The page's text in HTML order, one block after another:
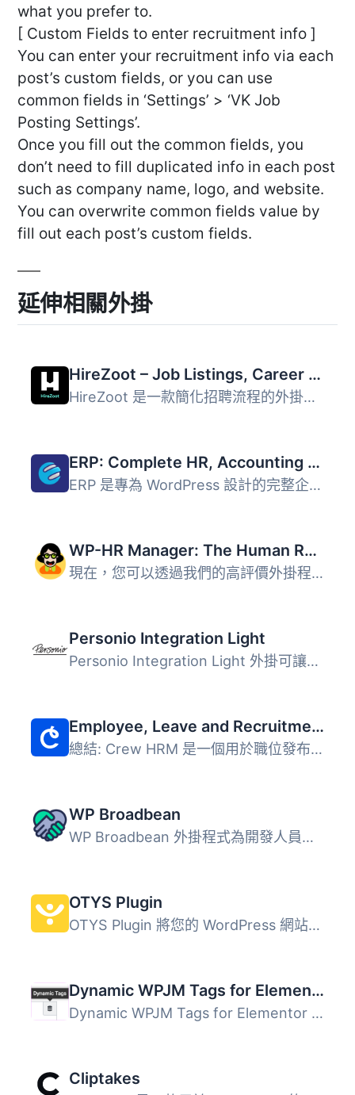
what you prefer to.
[ Custom Fields to enter recruitment info ]
You can enter your recruitment info via each
post’s custom fields, or you can use
common fields in ‘Settings’ > ‘VK Job
Posting Settings’.
Once you fill out the common fields, you
don’t need to fill duplicated info in each post
such as company name, logo, and website.
You can overwrite common fields value by
fill out each post’s custom fields.
延伸相關外掛
HireZoot – Job Listings, Career Page & Recruitment Tool
HireZoot 是一款簡化招聘流程的外掛，讓使用者能夠輕鬆新增職...
ERP: Complete HR, Accounting & CRM Suite Built for WooCommerce
ERP 是專為 WordPress 設計的完整企業資源規劃解決方案，結合...
WP-HR Manager: The Human Resources Plugin for WordPress
現在，您可以透過我們的高評價外掛程式 WP-HR Manager，在您...
Personio Integration Light
Personio Integration Light 外掛可讓您直接在網站上導入並顯...
Employee, Leave and Recruitment Management System – Crew HRM
總結: Crew HRM 是一個用於職位發布和招聘管理的WordPress外...
WP Broadbean
WP Broadbean 外掛程式為開發人員提供一個與 WordPress 網站...
OTYS Plugin
OTYS Plugin 將您的 WordPress 網站轉變為完整的招聘網站，與...
Dynamic WPJM Tags for Elementor
Dynamic WPJM Tags for Elementor 外掛將 WP Job Manager 與 ...
Cliptakes